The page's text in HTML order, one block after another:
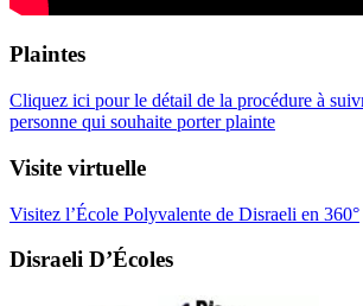
Plaintes
Cliquez ici pour le détail de la procédure à
personne qui souhaite porter plainte
Visite virtuelle
Visitez l’École Polyvalente de Disraeli en 360°
Disraeli D’Écoles